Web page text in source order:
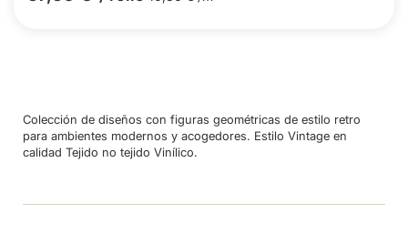
Colección de diseños con figuras geométricas de estilo retro
para ambientes modernos y acogedores. Estilo Vintage en
calidad Tejido no tejido Vinílico.